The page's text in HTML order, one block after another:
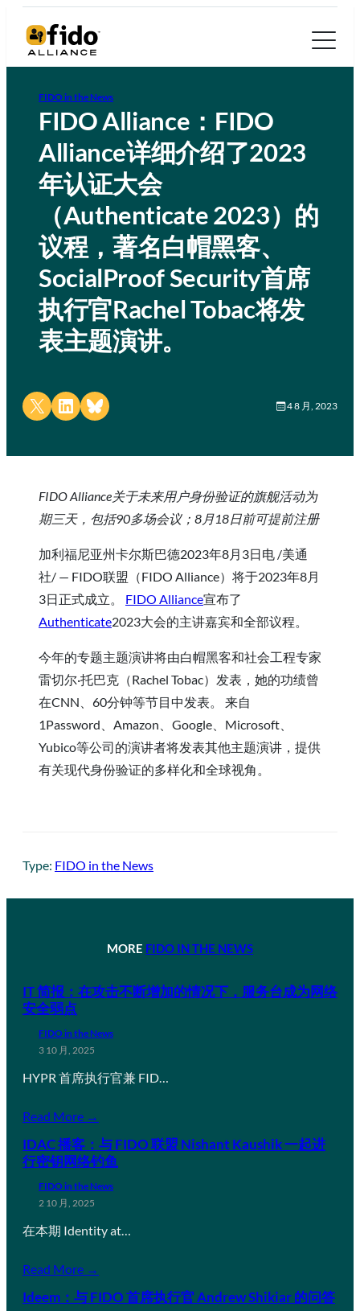
FIDO in the News
FIDO Alliance：FIDO
Alliance详细介绍了2023
年认证大会
（Authenticate 2023）的
议程，著名白帽黑客、
SocialProof Security首席
执行官Rachel Tobac将发
表主题演讲。
Share on X Share on LinkedIn
Share on Bluesky 4 8 月, 2023
FIDO Alliance关于未来用户身份验证的旗舰活动为
期三天，包括90多场会议；8月18日前可提前注册
加利福尼亚州卡尔斯巴德2023年8月3日电 /美通
社/ — FIDO联盟（FIDO Alliance）将于2023年8月
3日正式成立。 FIDO Alliance宣布了
Authenticate2023大会的主讲嘉宾和全部议程。
今年的专题主题演讲将由白帽黑客和社会工程专家
雷切尔·托巴克（Rachel Tobac）发表，她的功绩曾
在CNN、60分钟等节目中发表。 来自
1Password、Amazon、Google、Microsoft、
Yubico等公司的演讲者将发表其他主题演讲，提供
有关现代身份验证的多样化和全球视角。
Type: FIDO in the News
MORE FIDO IN THE NEWS
IT 简报：在攻击不断增加的情况下，服务台成为网络
安全弱点
FIDO in the News
3 10 月, 2025
HYPR 首席执行官兼 FID…
Read More →
IDAC 播客：与 FIDO 联盟 Nishant Kaushik 一起进
行密钥网络钓鱼
FIDO in the News
2 10 月, 2025
在本期 Identity at…
Read More →
Ideem：与 FIDO 首席执行官 Andrew Shikiar 的问答